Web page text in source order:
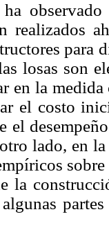
realizados
para
losas son
en la
el costo
el
lado, en
la